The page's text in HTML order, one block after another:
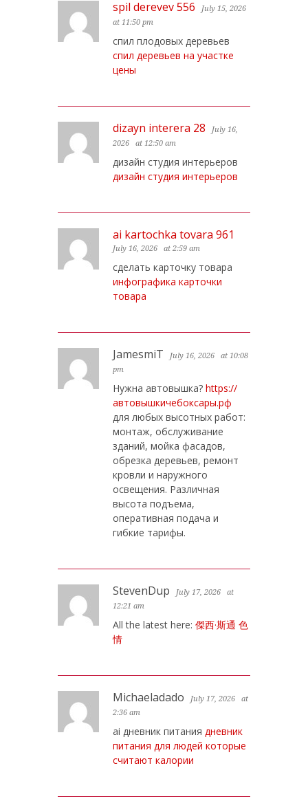
spil derevev 556
July 15, 2026
at 11:50 pm
спил плодовых деревьев
спил деревьев на участке
цены
dizayn interera 28
July 16,
2026
at 12:50 am
дизайн студия интерьеров
дизайн студия интерьеров
ai kartochka tovara 961
July 16, 2026 at 2:59 am
сделать карточку товара
инфографика карточки
товара
JamesmiT July 16, 2026
at 10:08
pm
Нужна автовышка? https://
автовышкичебоксары.рф
для любых высотных работ:
монтаж, обслуживание
зданий, мойка фасадов,
обрезка деревьев, ремонт
кровли и наружного
освещения. Различная
высота подъема,
оперативная подача и
гибкие тарифы.
StevenDup July 17, 2026
at
12:21 am
All the latest here: 傑西·斯通 色
情
Michaeladado July 17, 2026
at
2:36 am
ai дневник питания дневник
питания для людей которые
считают калории